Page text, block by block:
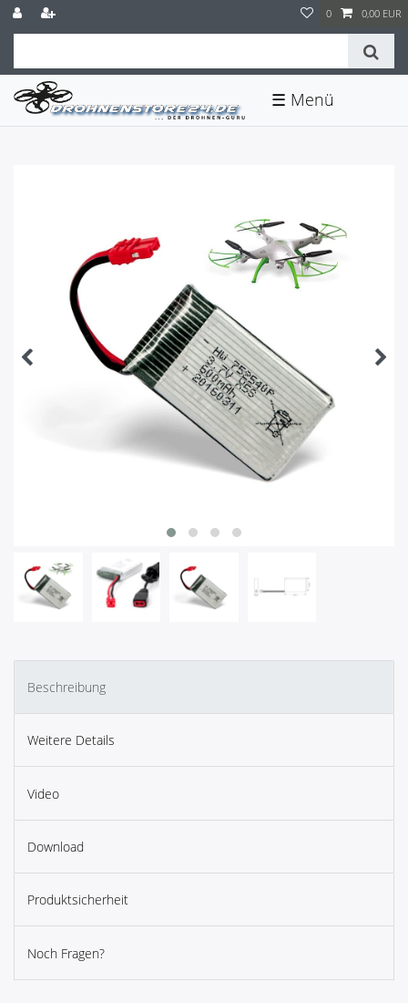
0 0,00 EUR
☰
Beschreibung
Weitere Details
Video
Download
Produktsicherheit
Noch Fragen?